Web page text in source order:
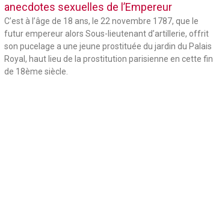
anecdotes sexuelles de l’Empereur
C’est à l’âge de 18 ans, le 22 novembre 1787, que le
futur empereur alors Sous-lieutenant d’artillerie, offrit
son pucelage a une jeune prostituée du jardin du Palais
Royal, haut lieu de la prostitution parisienne en cette fin
de 18ème siècle.